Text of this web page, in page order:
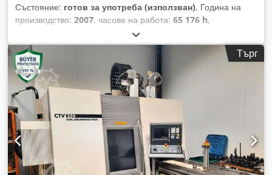
Състояние: готов за употреба (използван), Година на
производство: 2007, часове на работа: 65 176 h,
напълно функциониращ
машина/превозно средство:02260007541, дължина на
струговане:
, диаметър на струговане:680 мм
максимална скорост на вретеното:5 000 об/мин
контролер:Siemens 840 D, мощност:
Без минимална цена – гарантирана продажба на най-
високата предложена цена! ТЕХНИЧЕСКИ ДАННИ Дължина
на струговането: 600 мм Диаметър на струговането: 680 мм
Максимална скорост на въртене на шпиндела: 5000 об./
мин. Dedpfx Alszpxgfsxock ДЕТАЙЛИ ЗА МАШИНАТА
Управление: Siemens 840D Мощност на шпиндела: 25 кВт
Работни часове на шпиндела: 65 176 часа ОБОРУДВАНЕ
Търг